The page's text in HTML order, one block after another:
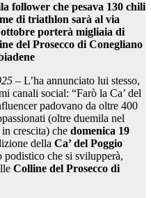
follower che pesava 130 chili
di triathlon sarà al via
ottobre porterà migliaia di
del Prosecco di Conegliano
– L’ha annunciato lui stesso,
canali social: “Farò la Ca’ del
padovano da oltre 400
(oltre duemila nel
crescita) che domenica 19
della Ca’ del Poggio
podistico che si svilupperà,
Colline del Prosecco di